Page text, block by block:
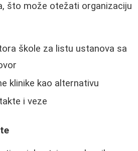
što može otežati organizaciju
škole za listu ustanova sa
klinike kao alternativu
i veze